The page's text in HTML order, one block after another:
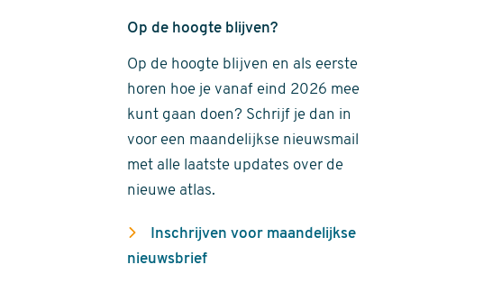
Op de hoogte blijven?
Op de hoogte blijven en als eerste
horen hoe je vanaf eind 2026 mee
kunt gaan doen? Schrijf je dan in
voor een maandelijkse nieuwsmail
met alle laatste updates over de
nieuwe atlas.
Inschrijven voor maandelijkse
nieuwsbrief